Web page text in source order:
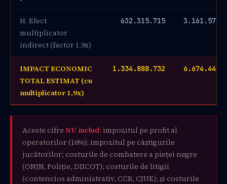
H. Efect
multiplicator
indirect (factor 1,9x)
632.315.715
IMPACT ECONOMIC
TOTAL ESTIMAT (cu
multiplicator 1,9x)
1.334.888.732
Aceste cifre NU includ: impozitul pe profit al
operatorilor (16%); impozitul pe câștigurile
jucătorilor; costurile de combatere a pieței negre
(ONJN, Poliție, DIICOT); costurile de litigii
(contencios administrativ, CCR, CJUE); și costurile